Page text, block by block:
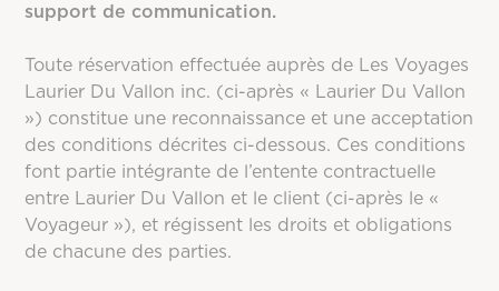
support de communication.
Toute réservation effectuée auprès de Les Voyages
Laurier Du Vallon inc. (ci-après « Laurier Du Vallon
») constitue une reconnaissance et une acceptation
des conditions décrites ci-dessous. Ces conditions
font partie intégrante de l’entente contractuelle
entre Laurier Du Vallon et le client (ci-après le «
Voyageur »), et régissent les droits et obligations
de chacune des parties.